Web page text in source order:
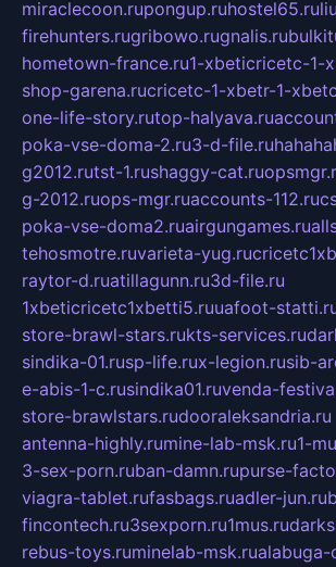
miraclecoon.rupongup.ruhostel65.ru
firehunters.rugribowo.rugnalis.ru
hometown-france.ru1-xbeticricetc-1-
shop-garena.rucricetc-1-xbetr-1-
one-life-story.rutop-halyava.ru
poka-vse-doma-2.ru3-d-file.ru
g2012.rutst-1.rushaggy-cat.ru
g-2012.ruops-mgr.ruaccounts-112.ru
poka-vse-doma2.ruairgungames.ru
tehosmotre.ruvarieta-yug.ru
raytor-d.ruatillagunn.ru3d-file.ru
1xbeticricetc1xbetti5.ruuafoot-
store-brawl-stars.rukts-services.ru
sindika-01.rusp-life.rux-legion.rusib-
e-abis-1-c.rusindika01.ruvenda-
store-brawlstars.rudooraleksandria.ru
antenna-highly.rumine-lab-msk.ru1-
3-sex-porn.ruban-damn.rupurse-
viagra-tablet.rufasbags.ruadler-jun.ru
fincontech.ru3sexporn.ru1mus.ru
rebus-toys.ruminelab-msk.ru